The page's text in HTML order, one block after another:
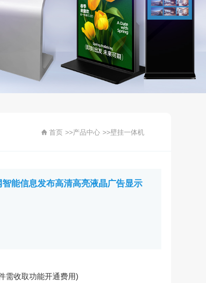
首页 >>产品中心 >>壁挂一体机
能信息发布高清高亮液晶广告显示
需收取功能开通费用)